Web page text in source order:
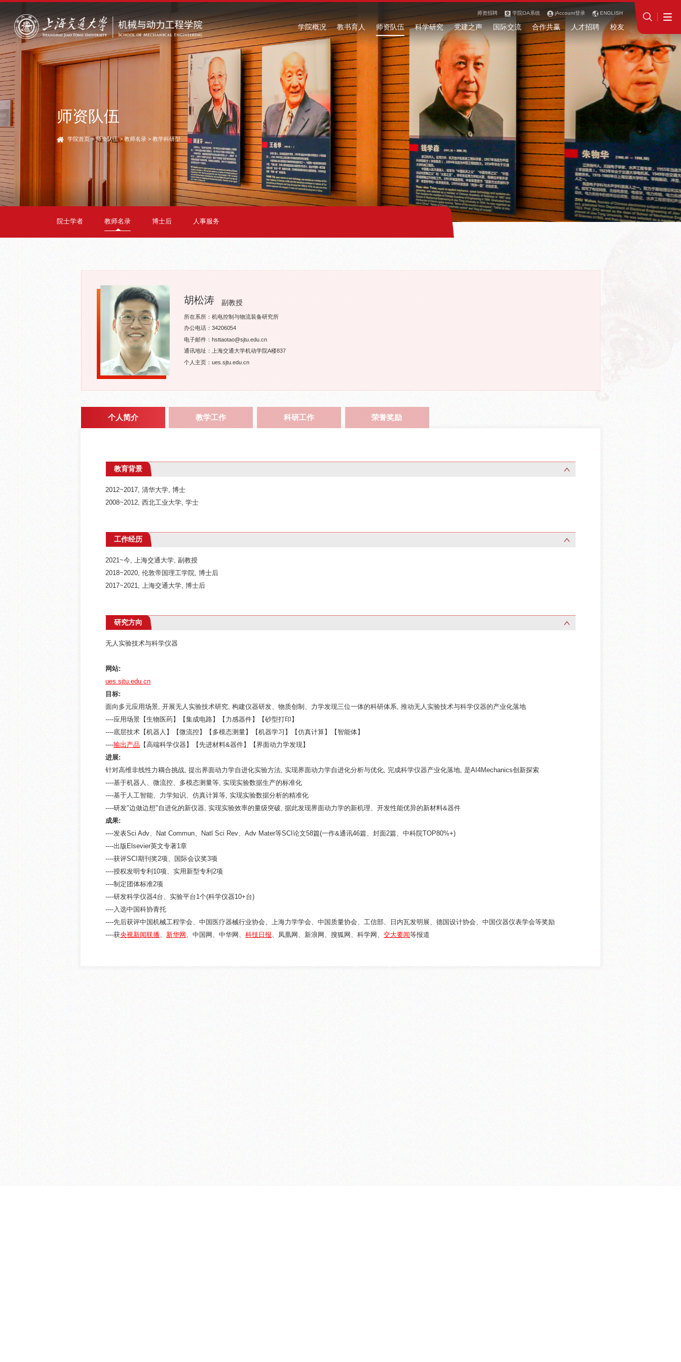
师资招聘 学院OA系统 jAccount登录 ENGLISH
学院概况 教书育人 师资队伍 科学研究 党建之声 国际交流 合作共赢 人才招聘 校友
师资队伍
学院首页>师资队伍>教师名录 > 教学科研型
院士学者 教师名录 博士后 人事服务
胡松涛 副教授
所在系所：机电控制与物流装备研究所
办公电话：34206054
电子邮件：hsttaotao@sjtu.edu.cn
通讯地址：上海交通大学机动学院A楼837
个人主页：ues.sjtu.edu.cn
个人简介 教学工作 科研工作 荣誉奖励
教育背景
2012~2017, 清华大学, 博士
2008~2012, 西北工业大学, 学士
工作经历
2021~今, 上海交通大学, 副教授
2018~2020, 伦敦帝国理工学院, 博士后
2017~2021, 上海交通大学, 博士后
研究方向
无人实验技术与科学仪器
网站:
ues.sjtu.edu.cn
目标:
面向多元应用场景, 开展无人实验技术研究, 构建仪器研发、物质创制、力学发现三位一体的科研体系, 推动无人实验技术与科学仪器的产业化落地
----应用场景【生物医药】【集成电路】【力感器件】【砂型打印】
----底层技术【机器人】【微流控】【多模态测量】【机器学习】【仿真计算】【智能体】
----输出产品 【高端科学仪器】【先进材料&器件】【界面动力学发现】
进展:
针对高维非线性力耦合挑战, 提出界面动力学自进化实验方法, 实现界面动力学自进化分析与优化, 完成科学仪器产业化落地, 是AI4Mechanics创新探索
----基于机器人、微流控、多模态测量等, 实现实验数据生产的标准化
----基于人工智能、力学知识、仿真计算等, 实现实验数据分析的精准化
----研发"边做边想"自进化的新仪器, 实现实验效率的量级突破, 据此发现界面动力学的新机理、开发性能优异的新材料&器件
成果:
----发表Sci Adv、Nat Commun、Natl Sci Rev、Adv Mater等SCI论文58篇(一作&通讯46篇、封面2篇、中科院TOP80%+)
----出版Elsevier英文专著1章
----获评SCI期刊奖2项、国际会议奖3项
----授权发明专利10项、实用新型专利2项
----制定团体标准2项
----研发科学仪器4台、实验平台1个(科学仪器10+台)
----入选中国科协青托
----先后获评中国机械工程学会、中国医疗器械行业协会、上海力学学会、中国质量协会、工信部、日内瓦发明展、德国设计协会、中国仪器仪表学会等奖励
----获央视新闻联播 新华网 、中国网、中华网、科技日报 、凤凰网、新浪网、搜狐网、科学网、交大要闻等报道